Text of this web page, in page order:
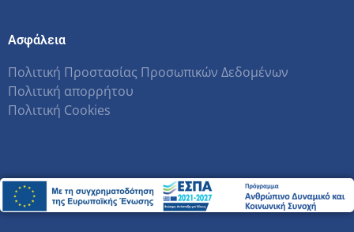
Ασφάλεια
Πολιτική Προστασίας Προσωπικών Δεδομένων
Πολιτική απορρήτου
Πολιτική Cookies